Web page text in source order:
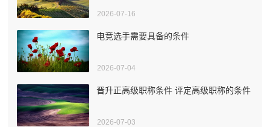
2026-07-16
电竞选手需要具备的条件
2026-07-04
晋升正高级职称条件 评定高级职称的条件
2026-07-03